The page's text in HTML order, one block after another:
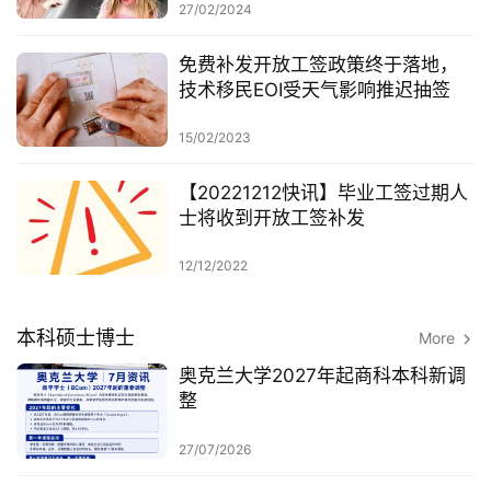
27/02/2024
免费补发开放工签政策终于落地，
技术移民EOI受天气影响推迟抽签
15/02/2023
【20221212快讯】毕业工签过期人
士将收到开放工签补发
12/12/2022
本科硕士博士 More
奥克兰大学2027年起商科本科新调
整
27/07/2026